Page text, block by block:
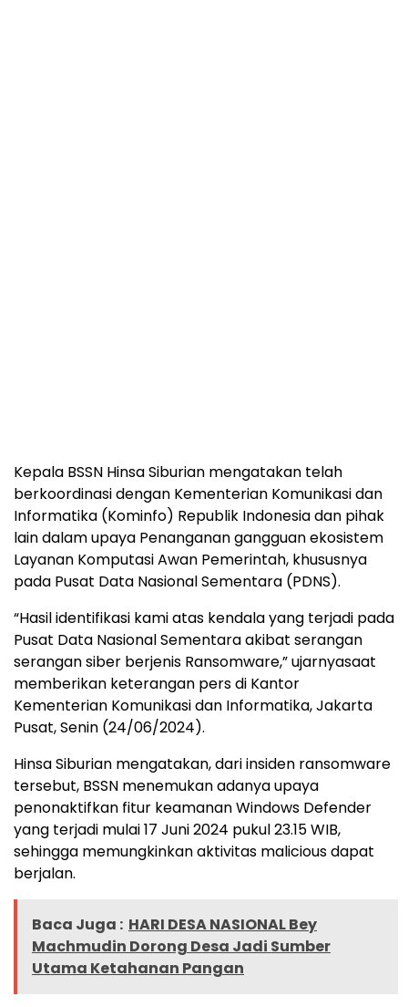
Kepala BSSN Hinsa Siburian mengatakan telah
berkoordinasi dengan Kementerian Komunikasi dan
Informatika (Kominfo) Republik Indonesia dan pihak
lain dalam upaya Penanganan gangguan ekosistem
Layanan Komputasi Awan Pemerintah, khususnya
pada Pusat Data Nasional Sementara (PDNS).
“Hasil identifikasi kami atas kendala yang terjadi pada
Pusat Data Nasional Sementara akibat serangan
serangan siber berjenis Ransomware,” ujarnyasaat
memberikan keterangan pers di Kantor
Kementerian Komunikasi dan Informatika, Jakarta
Pusat, Senin (24/06/2024).
Hinsa Siburian mengatakan, dari insiden ransomware
tersebut, BSSN menemukan adanya upaya
penonaktifkan fitur keamanan Windows Defender
yang terjadi mulai 17 Juni 2024 pukul 23.15 WIB,
sehingga memungkinkan aktivitas malicious dapat
berjalan.
Baca Juga : HARI DESA NASIONAL Bey
Machmudin Dorong Desa Jadi Sumber
Utama Ketahanan Pangan